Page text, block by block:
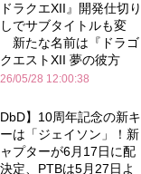
ドラクエXII』開発仕切り
でサブタイトルも変
新たな名前は『ドラゴ
エストXII 夢の彼方
05/28 12:00:38
DbD】10周年記念の新キ
は「ジェイソン」！新
プターが6月17日に配
定、PTBは5月27日よ